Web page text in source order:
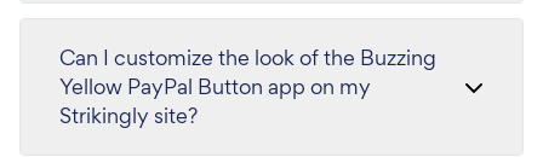
Can I customize the look of the Buzzing
Yellow PayPal Button app on my
Strikingly site?